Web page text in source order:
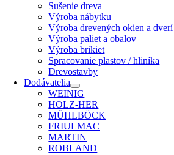
Sušenie dreva
Výroba nábytku
Výroba drevených okien a dverí
Výroba paliet a obalov
Výroba brikiet
Spracovanie plastov / hliníka
Drevostavby
Dodávatelia
WEINIG
HOLZ-HER
MÜHLBÖCK
FRIULMAC
MARTIN
ROBLAND